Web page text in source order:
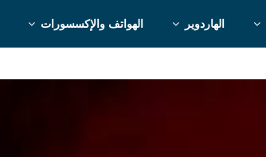
الهاردوير الهواتف والإكسسورات